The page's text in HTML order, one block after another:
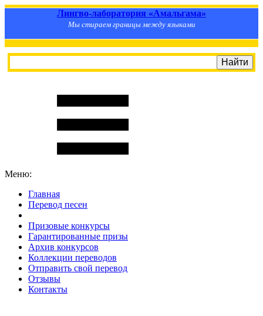
Лингво-лаборатория «Амальгама»
Мы стираем границы между языками
Меню:
Главная
Перевод песен
Призовые конкурсы
Гарантированные призы
Архив конкурсов
Коллекции переводов
Отправить свой перевод
Отзывы
Контакты